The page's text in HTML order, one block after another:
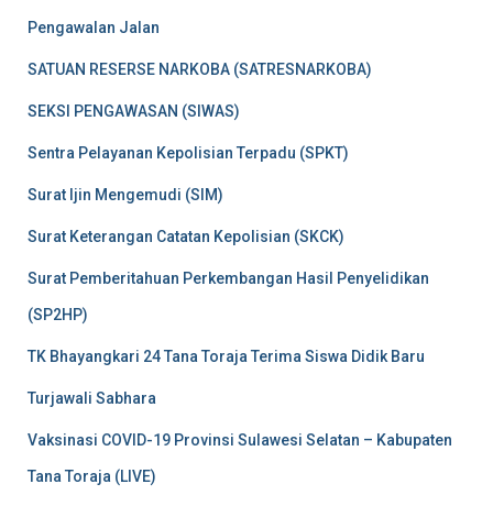
Pengawalan Jalan
SATUAN RESERSE NARKOBA (SATRESNARKOBA)
SEKSI PENGAWASAN (SIWAS)
Sentra Pelayanan Kepolisian Terpadu (SPKT)
Surat Ijin Mengemudi (SIM)
Surat Keterangan Catatan Kepolisian (SKCK)
Surat Pemberitahuan Perkembangan Hasil Penyelidikan
(SP2HP)
TK Bhayangkari 24 Tana Toraja Terima Siswa Didik Baru
Turjawali Sabhara
Vaksinasi COVID-19 Provinsi Sulawesi Selatan – Kabupaten
Tana Toraja (LIVE)